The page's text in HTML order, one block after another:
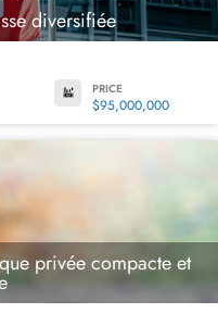
diversifiée
PRICE
$95,000,000
privée compacte et